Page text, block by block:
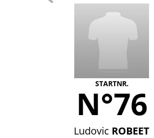
STARTNR.
N°76
Ludovic ROBEET